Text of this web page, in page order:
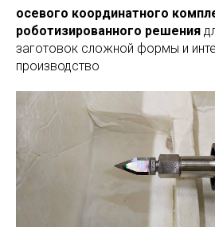
осевого координатного
роботизированного решения
заготовок сложной формы и
производство